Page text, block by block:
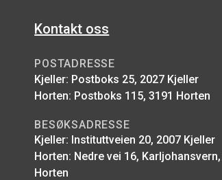
Kontakt oss
POSTADRESSE
Kjeller: Postboks 25, 2027 Kjeller
Horten: Postboks 115, 3191 Horten
BESØKSADRESSE
Kjeller: Instituttveien 20, 2007 Kjeller
Horten: Nedre vei 16,
Horten